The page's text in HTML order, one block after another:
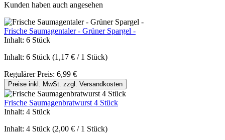
Kunden haben auch angesehen
Frische Saumagentaler - Grüner Spargel -
Inhalt: 6 Stück
Inhalt: 6 Stück (1,17 € / 1 Stück)
Regulärer Preis: 6,99 €
Preise inkl. MwSt. zzgl. Versandkosten
Frische Saumagenbratwurst 4 Stück
Inhalt: 4 Stück
Inhalt: 4 Stück (2,00 € / 1 Stück)